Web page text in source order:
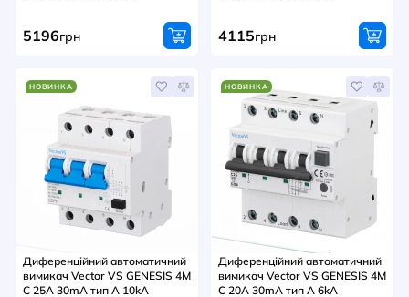
5196грн 4115грн
НОВИНКА
Диференційний автоматичний
вимикач Vector VS GENESIS 4M
C 25A 30mA тип A 10kA
НОВИНКА
Диференційний автоматичний
вимикач Vector VS GENESIS 4M
C 20A 30mA тип A 6kA